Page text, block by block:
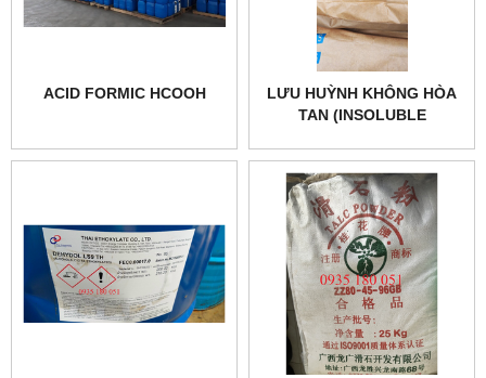
ACID FORMIC HCOOH
LƯU HUỲNH KHÔNG HÒA
TAN (INSOLUBLE